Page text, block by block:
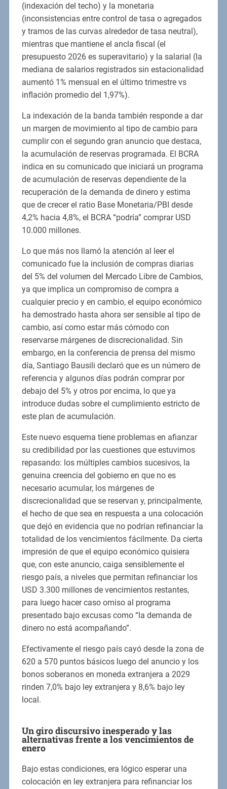
(indexación del techo) y la monetaria
(inconsistencias entre control de tasa o agregados
y tramos de las curvas alrededor de tasa neutral),
mientras que mantiene el ancla fiscal (el
presupuesto 2026 es superavitario) y la salarial (la
mediana de salarios registrados sin estacionalidad
aumentó 1% mensual en el último trimestre vs
inflación promedio del 1,97%).
La indexación de la banda también responde a dar
un margen de movimiento al tipo de cambio para
cumplir con el segundo gran anuncio que destaca,
la acumulación de reservas programada. El BCRA
indica en su comunicado que iniciará un programa
de acumulación de reservas dependiente de la
recuperación de la demanda de dinero y estima
que de crecer el ratio Base Monetaria/PBI desde
4,2% hacia 4,8%, el BCRA “podría” comprar USD
10.000 millones.
Lo que más nos llamó la atención al leer el
comunicado fue la inclusión de compras diarias
del 5% del volumen del Mercado Libre de Cambios,
ya que implica un compromiso de compra a
cualquier precio y en cambio, el equipo económico
ha demostrado hasta ahora ser sensible al tipo de
cambio, así como estar más cómodo con
reservarse márgenes de discrecionalidad. Sin
embargo, en la conferencia de prensa del mismo
día, Santiago Bausili declaró que es un número de
referencia y algunos días podrán comprar por
debajo del 5% y otros por encima, lo que ya
introduce dudas sobre el cumplimiento estricto de
este plan de acumulación.
Este nuevo esquema tiene problemas en afianzar
su credibilidad por las cuestiones que estuvimos
repasando: los múltiples cambios sucesivos, la
genuina creencia del gobierno en que no es
necesario acumular, los márgenes de
discrecionalidad que se reservan y, principalmente,
el hecho de que sea en respuesta a una colocación
que dejó en evidencia que no podrían refinanciar la
totalidad de los vencimientos fácilmente. Da cierta
impresión de que el equipo económico quisiera
que, con este anuncio, caiga sensiblemente el
riesgo país, a niveles que permitan refinanciar los
USD 3.300 millones de vencimientos restantes,
para luego hacer caso omiso al programa
presentado bajo excusas como “la demanda de
dinero no está acompañando”.
Efectivamente el riesgo país cayó desde la zona de
620 a 570 puntos básicos luego del anuncio y los
bonos soberanos en moneda extranjera a 2029
rinden 7,0% bajo ley extranjera y 8,6% bajo ley
local.
Un giro discursivo inesperado y las
alternativas frente a los vencimientos de
enero
Bajo estas condiciones, era lógico esperar una
colocación en ley extranjera para refinanciar los